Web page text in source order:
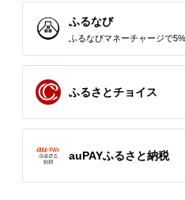
出典：ふるなび
界 雲仙 ふるさと納
出典：ふるな
埼玉県 飯能市
ふるなび
ふるなびマネーチャージで
ふるさとチョイス
auPAYふるさと納税